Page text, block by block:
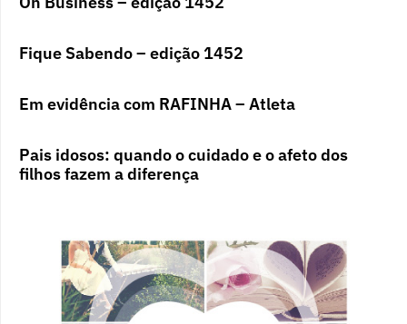
Fique Sabendo – edição 1452
Em evidência com RAFINHA – Atleta
Pais idosos: quando o cuidado e o afeto dos
filhos fazem a diferença